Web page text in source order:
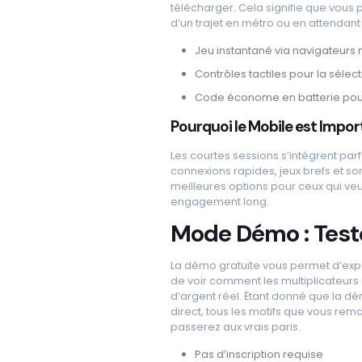
télécharger. Cela signifie que vous
d’un trajet en métro ou en
Jeu instantané via navigateurs
Contrôles tactiles pour la
Code économe en batterie
Pourquoi le Mobile est
Les courtes sessions s’intègrent
connexions rapides, jeux brefs et
meilleures options pour ceux qui
engagement long.
Mode Démo :
La démo gratuite vous permet
de voir comment les
d’argent réel. Étant donné que la
direct, tous les motifs que vous
passerez aux vrais paris.
Pas d’inscription requise